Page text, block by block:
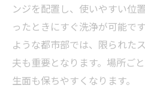
洗浄方法で変わる快適
洗浄方法の工夫で
洗浄を見直して暮
家づくりに役立つ
ンジを配置し、使いやすい位
ったときにすぐ洗浄が可能で
ような都市部では、限られた
夫も重要となります。場所ご
生面も保ちやすくなります。